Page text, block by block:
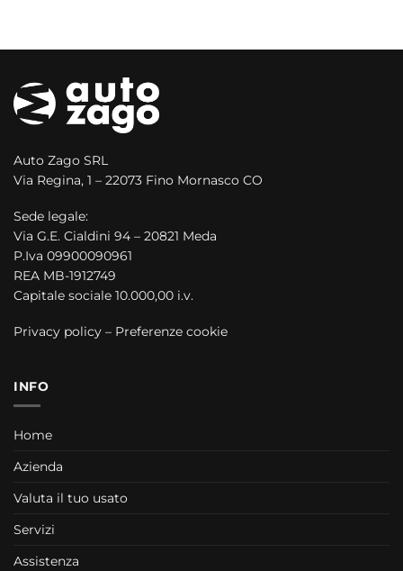
Auto Zago SRL
Via Regina, 1 – 22073 Fino Mornasco CO
Sede legale:
Via G.E. Cialdini 94 – 20821 Meda
P.Iva 09900090961
REA MB-1912749
Capitale sociale 10.000,00 i.v.
Privacy policy – Preferenze cookie
INFO
Home
Azienda
Valuta il tuo usato
Servizi
Assistenza